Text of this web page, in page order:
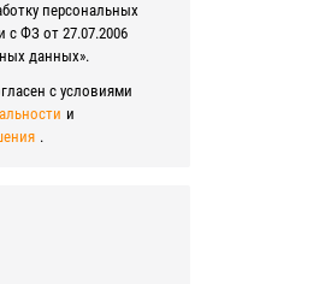
персональных
с ФЗ от 27.07.2006
данных».
с условиями
и
.